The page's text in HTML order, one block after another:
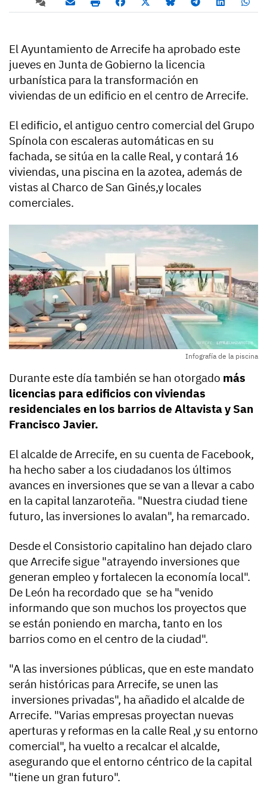
El Ayuntamiento de Arrecife ha aprobado este
jueves en Junta de Gobierno la licencia
urbanística para la transformación en
viviendas de un edificio en el centro de Arrecife.
El edificio, el antiguo centro comercial del Grupo
Spínola con escaleras automáticas en su
fachada, se sitúa en la calle Real, y contará 16
viviendas, una piscina en la azotea, además de
vistas al Charco de San Ginés,y locales
comerciales.
Infografía de la piscina
Durante este día también se han otorgado más
licencias para edificios con viviendas
residenciales en los barrios de Altavista y San
Francisco Javier.
El alcalde de Arrecife, en su cuenta de Facebook,
ha hecho saber a los ciudadanos los últimos
avances en inversiones que se van a llevar a cabo
en la capital lanzaroteña. "Nuestra ciudad tiene
futuro, las inversiones lo avalan", ha remarcado.
Desde el Consistorio capitalino han dejado claro
que Arrecife sigue "atrayendo inversiones que
generan empleo y fortalecen la economía local".
De León ha recordado que se ha "venido
informando que son muchos los proyectos que
se están poniendo en marcha, tanto en los
barrios como en el centro de la ciudad".
"A las inversiones públicas, que en este mandato
serán históricas para Arrecife, se unen las
inversiones privadas", ha añadido el alcalde de
Arrecife. "Varias empresas proyectan nuevas
aperturas y reformas en la calle Real ,y su entorno
comercial", ha vuelto a recalcar el alcalde,
asegurando que el entorno céntrico de la capital
"tiene un gran futuro".